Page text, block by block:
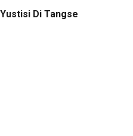
Di Tangse